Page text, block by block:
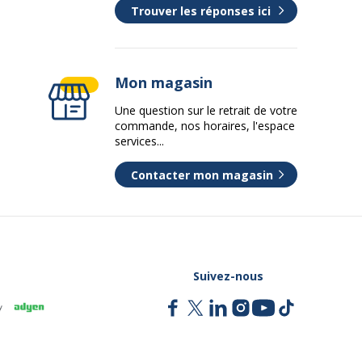
Trouver les réponses ici
Mon magasin
Une question sur le retrait de votre
commande, nos horaires, l'espace
services...
Contacter mon magasin
Suivez-nous